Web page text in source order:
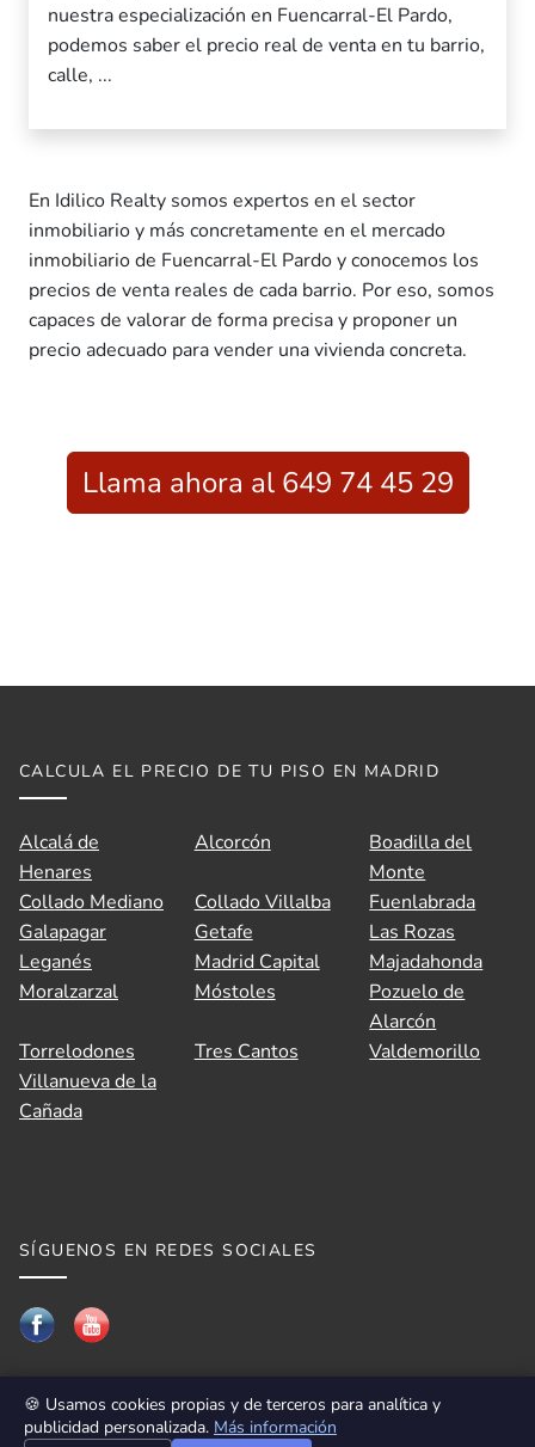
nuestra especialización en Fuencarral-El Pardo,
podemos saber el precio real de venta en tu barrio,
calle, ...
En Idilico Realty somos expertos en el sector
inmobiliario y más concretamente en el mercado
inmobiliario de Fuencarral-El Pardo y conocemos los
precios de venta reales de cada barrio. Por eso, somos
capaces de valorar de forma precisa y proponer un
precio adecuado para vender una vivienda concreta.
Llama ahora al 649 74 45 29
CALCULA EL PRECIO DE TU PISO EN MADRID
Alcalá de
Henares
Alcorcón
Boadilla del
Monte
Collado Mediano
Collado Villalba
Fuenlabrada
Galapagar
Getafe
Las Rozas
Leganés
Madrid Capital
Majadahonda
Moralzarzal
Móstoles
Pozuelo de
Alarcón
Torrelodones
Tres Cantos
Valdemorillo
Villanueva de la
Cañada
SÍGUENOS EN REDES SOCIALES
🍪 Usamos cookies propias y de terceros para analítica y
publicidad personalizada. Más información